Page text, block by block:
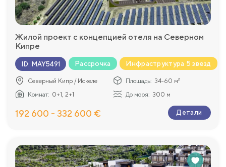
Жилой проект с концепцией отеля на Северном
Кипре
ID: MAY5491 Рассрочка Инфраструктура 5 звезд
Северный Кипр / Искеле Площадь: 34-60 м²
Комнат: 0+1, 2+1 До моря: 300 м
192 600 - 332 600 € Детали